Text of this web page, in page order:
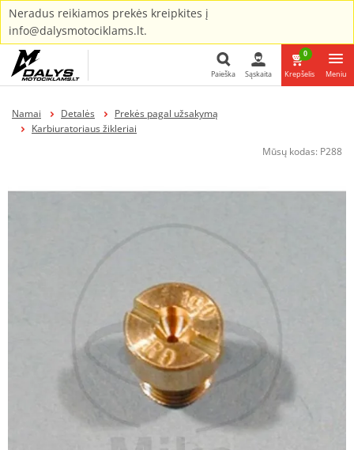
Neradus reikiamos prekės kreipkites į
info@dalysmotociklams.lt.
Paieška Sąskaita
0
Krepšelis Meniu
Namai Detalės
Prekės pagal užsakymą
Karbiuratoriaus žikleriai
Mūsų kodas: P288